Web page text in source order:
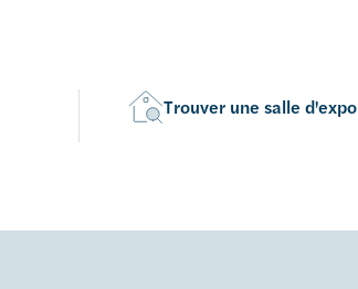
Trouver une salle d'expo